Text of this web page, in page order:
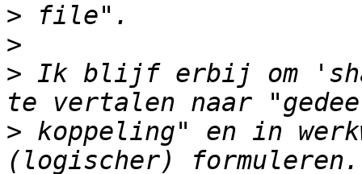
>
>
> Ik blijf erbij om
> koppeling" en in